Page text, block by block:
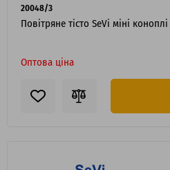
20048/3
Повітряне тісто SeVi міні коноплі
Оптова ціна